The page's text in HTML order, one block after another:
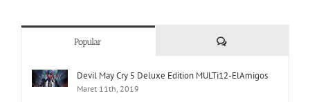
Popular Comments
Devil May Cry 5 Deluxe Edition MULTi12-ElAmigos
Maret 11th, 2019